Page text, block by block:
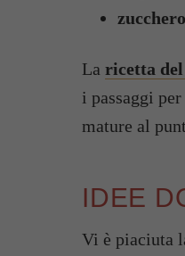
La ricetta
i passaggi
mature al
IDEE
Vi è piaciuta